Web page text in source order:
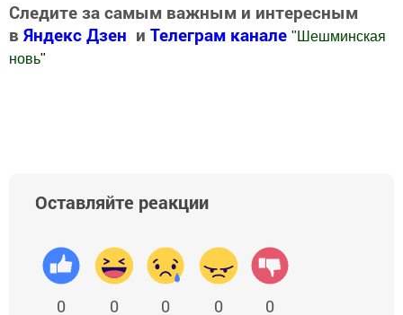
Следите за самым важным и интересным
в Яндекс Дзен и Телеграм канале " Шешминская
новь"
Оставляйте реакции
0 0 0 0 0